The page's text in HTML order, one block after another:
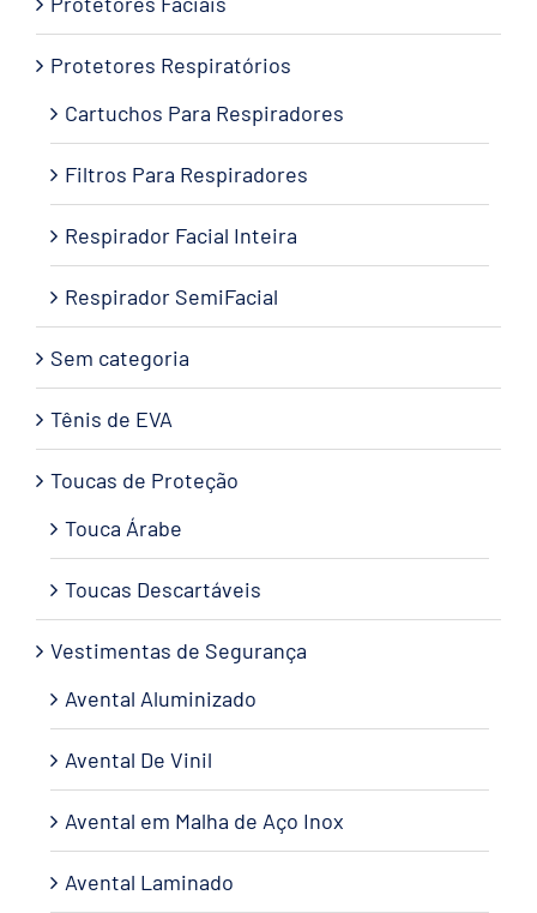
Protetores Respiratórios
Cartuchos Para Respiradores
Filtros Para Respiradores
Respirador Facial Inteira
Respirador SemiFacial
Sem categoria
Tênis de EVA
Toucas de Proteção
Touca Árabe
Toucas Descartáveis
Vestimentas de Segurança
Avental Aluminizado
Avental De Vinil
Avental em Malha de Aço Inox
Avental Laminado